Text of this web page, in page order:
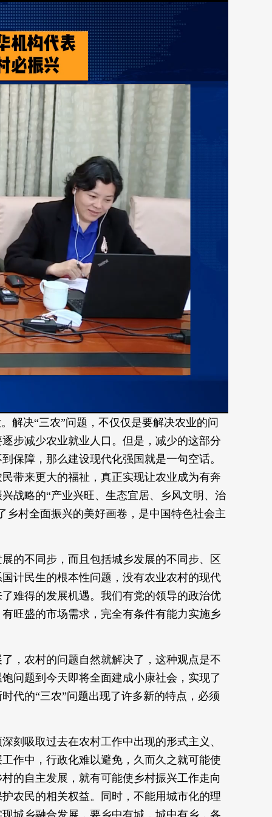
Picture
解决“三农”问题，不仅仅是要解决农业的问
步减少农业就业人口。但是，减少的这部分
保障，那么建设现代化强国就是一句空话。
带来更大的福祉，真正实现让农业成为有奔
战略的“产业兴旺、生态宜居、乡风文明、治
村全面振兴的美好画卷，是中国特色社会主
的不同步，而且包括城乡发展的不同步、区
计民生的根本性问题，没有农业农村的现代
难得的发展机遇。我们有党的领导的政治优
旺盛的市场需求，完全有条件有能力实施乡
，农村的问题自然就解决了，这种观点是不
问题到今天即将全面建成小康社会，实现了
代的“三农”问题出现了许多新的特点，必须
刻吸取过去在农村工作中出现的形式主义、
作中，行政化难以避免，久而久之就可能使
的自主发展，就有可能使乡村振兴工作走向
农民的相关权益。同时，不能用城市化的理
城乡融合发展，要乡中有城，城中有乡，各